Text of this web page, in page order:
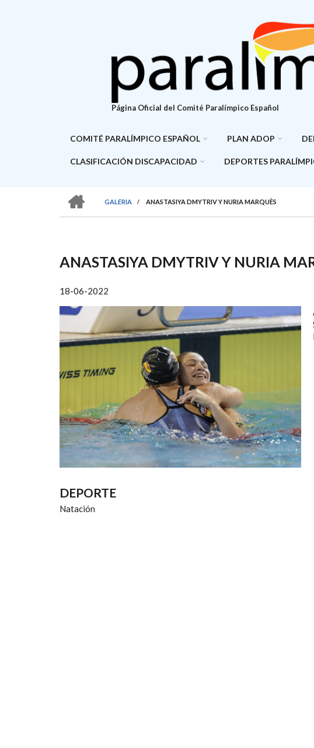
Página Oficial del Comité Paralímpico Español
COMITÉ PARALÍMPICO ESPAÑOL PLAN ADOP
CLASIFICACIÓN DISCAPACIDAD DEPORTES
SOBRESCRIBIR
DE
AYUDA
A
LA
NAVEGACIÓN
GALERIA
/ ANASTASIYA DMYTRIV Y NURIA MARQUÈS
ANASTASIYA DMYTRIV Y NURIA
18-06-2022
DEPORTE
Natación